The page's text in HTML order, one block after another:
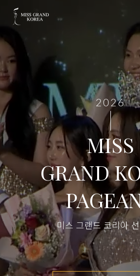
2026
MISS
GRAND
미스 그랜드 코리아